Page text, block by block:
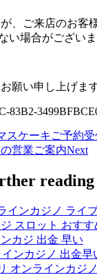
、ご来店のお客
い場合がございま
願い申し上げます
スケーキご予約
営業ご案内Next
reading
インカジノ ライ
スロット おすす
カジ 出金 早い
ンカジノ 出金早
オンラインカジノ